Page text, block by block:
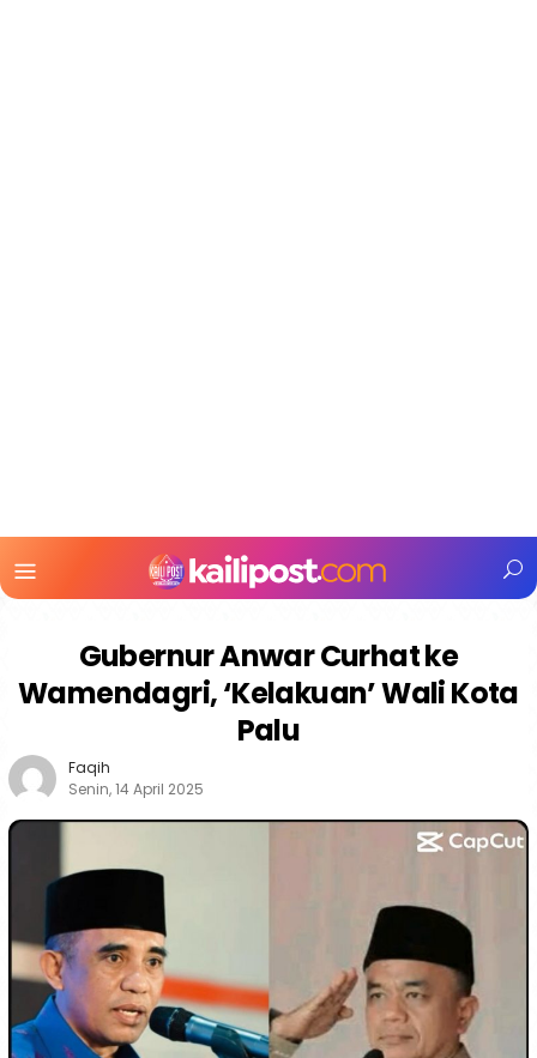
Mobile
Gubernur Anwar Curhat ke
Wamendagri, ‘Kelakuan’ Wali Kota
Palu
Faqih
Senin, 14 April 2025